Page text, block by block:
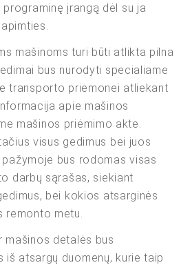
įrangą dėl su ja
mašinoms turi būti atlikta pilna
bus nurodyti specialiame
transporto priemonei atliekant
apie mašinos
mašinos priėmimo akte.
visus gedimus bei juos
bus rodomas visas
darbų sąrašas, siekiant
bei kokios atsarginės
remonto metu.
mašinos detalės bus
atsargų duomenų, kurie taip